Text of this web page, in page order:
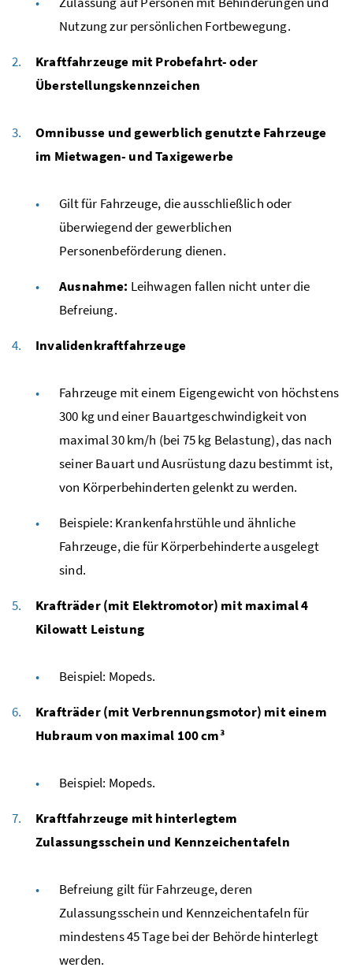
Nutzung zur persönlichen Fortbewegung.
Kraftfahrzeuge mit Probefahrt- oder
Überstellungskennzeichen
Omnibusse und gewerblich genutzte Fahrzeuge
im Mietwagen- und Taxigewerbe
Gilt für Fahrzeuge, die ausschließlich oder
überwiegend der gewerblichen
Personenbeförderung dienen.
Ausnahme: Leihwagen fallen nicht unter die
Befreiung.
Invalidenkraftfahrzeuge
Fahrzeuge mit einem Eigengewicht von höchstens
300 kgund einer Bauartgeschwindigkeit von
maximal 30km/h (bei 75kg Belastung), das nach
seiner Bauart und Ausrüstung dazu bestimmt ist,
von Körperbehinderten gelenkt zu werden.
Beispiele: Krankenfahrstühle und ähnliche
Fahrzeuge, die für Körperbehinderte ausgelegt
sind.
Krafträder (mit Elektromotor) mit maximal 4
Kilowatt Leistung
Beispiel: Mopeds.
Krafträder (mit Verbrennungsmotor) mit einem
Hubraum von maximal 100cm³
Beispiel: Mopeds.
Kraftfahrzeuge mit hinterlegtem
Zulassungsschein und Kennzeichentafeln
Befreiung gilt für Fahrzeuge, deren
Zulassungsschein und Kennzeichentafeln für
mindestens 45 Tage bei der Behörde hinterlegt
werden.